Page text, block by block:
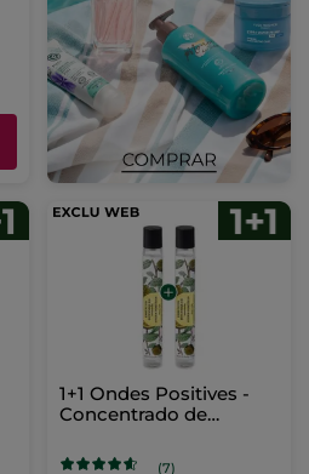
1+1 Ondes Positives -
Concentrado de
(7)